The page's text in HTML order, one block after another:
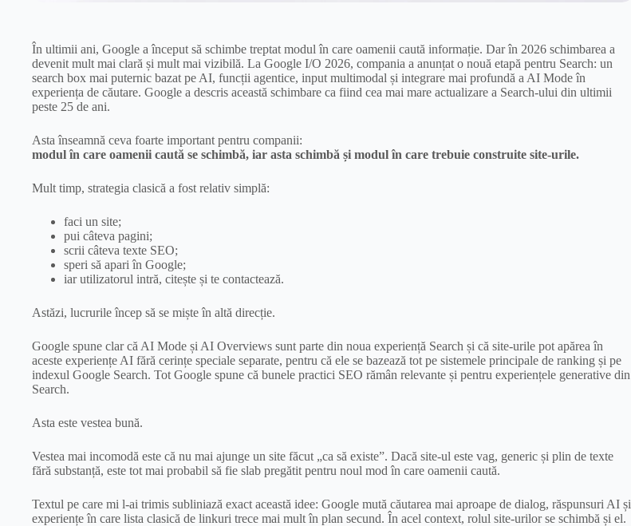
În ultimii ani, Google a început să schimbe treptat modul în care oamenii caută informație. Dar în 2026 schimbarea a
devenit mult mai clară și mult mai vizibilă. La Google I/O 2026, compania a anunțat o nouă etapă pentru Search: un
search box mai puternic bazat pe AI, funcții agentice, input multimodal și integrare mai profundă a AI Mode în
experiența de căutare. Google a descris această schimbare ca fiind cea mai mare actualizare a Search-ului din ultimii
peste 25 de ani.
Asta înseamnă ceva foarte important pentru companii:
modul în care oamenii caută se schimbă, iar asta schimbă și modul în care trebuie construite site-urile.
Mult timp, strategia clasică a fost relativ simplă:
faci un site;
pui câteva pagini;
scrii câteva texte SEO;
speri să apari în Google;
iar utilizatorul intră, citește și te contactează.
Astăzi, lucrurile încep să se miște în altă direcție.
Google spune clar că AI Mode și AI Overviews sunt parte din noua experiență Search și că site-urile pot apărea în
aceste experiențe AI fără cerințe speciale separate, pentru că ele se bazează tot pe sistemele principale de ranking și pe
indexul Google Search. Tot Google spune că bunele practici SEO rămân relevante și pentru experiențele generative din
Search.
Asta este vestea bună.
Vestea mai incomodă este că nu mai ajunge un site făcut „ca să existe”. Dacă site-ul este vag, generic și plin de texte
fără substanță, este tot mai probabil să fie slab pregătit pentru noul mod în care oamenii caută.
Textul pe care mi l-ai trimis subliniază exact această idee: Google mută căutarea mai aproape de dialog, răspunsuri AI și
experiențe în care lista clasică de linkuri trece mai mult în plan secund. În acel context, rolul site-urilor se schimbă și el.